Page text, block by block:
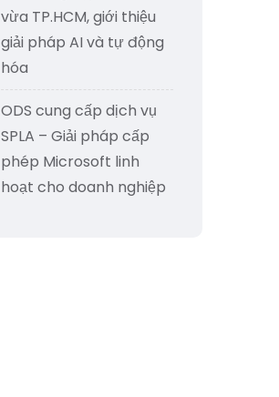
vừa TP.HCM, giới thiệu
giải pháp AI và tự động
hóa
ODS cung cấp dịch vụ
SPLA – Giải pháp cấp
phép Microsoft linh
hoạt cho doanh nghiệp